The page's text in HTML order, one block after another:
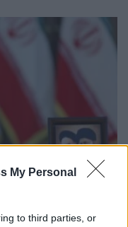
My Personal
to third parties, or
και διπλωματικός